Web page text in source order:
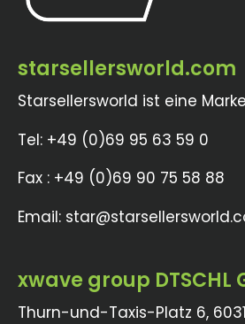
starsellersworld.com
Starsellersworld ist eine
Tel: +49 (0)69 95 63 59 0
Fax : +49 (0)69 90 75 58 88
Email:
xwave group DTSCHL
Thurn-und-Taxis-Platz 6,